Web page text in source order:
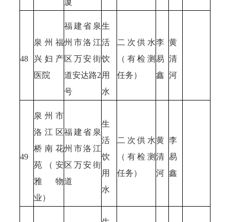
厦
48
泉州福
兴妇产
医院
福建省泉
州市洛江
区万安街
道安达路2
号
生
活
饮
用
水
二次供水
（有检测
任务）
李
易
鑫
黄
清
河
49
泉州市
洛江区
桥南花
苑（安
雅物
业）
福建省泉
州市洛江
区万安街
道
生
活
饮
用
水
二次供水
（有检测
任务）
黄
清
河
李
易
鑫